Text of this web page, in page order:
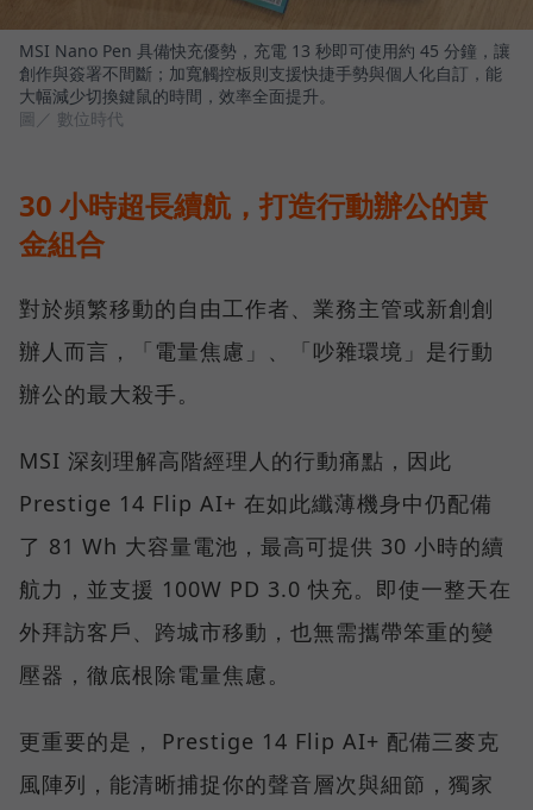
MSI Nano Pen 具備快充優勢，充電 13 秒即可使用約 45 分鐘，讓
創作與簽署不間斷；加寬觸控板則支援快捷手勢與個人化自訂，能
大幅減少切換鍵鼠的時間，效率全面提升。
圖／ 數位時代
30 小時超長續航，打造行動辦公的黃
金組合
對於頻繁移動的自由工作者、業務主管或新創創
辦人而言，「電量焦慮」、「吵雜環境」是行動
辦公的最大殺手。
MSI 深刻理解高階經理人的行動痛點，因此
Prestige 14 Flip AI+ 在如此纖薄機身中仍配備
了 81 Wh 大容量電池，最高可提供 30 小時的續
航力，並支援 100W PD 3.0 快充。即使一整天在
外拜訪客戶、跨城市移動，也無需攜帶笨重的變
壓器，徹底根除電量焦慮。
更重要的是， Prestige 14 Flip AI+ 配備三麥克
風陣列，能清晰捕捉你的聲音層次與細節，獨家